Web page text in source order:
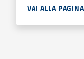
VAI ALLA PAGINA